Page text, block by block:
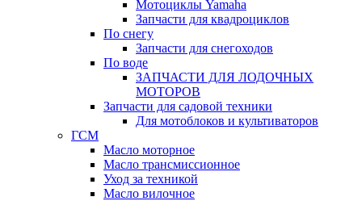
Мотоциклы Yamaha
Запчасти для квадроциклов
По снегу
Запчасти для снегоходов
По воде
ЗАПЧАСТИ ДЛЯ ЛОДОЧНЫХ
МОТОРОВ
Запчасти для садовой техники
Для мотоблоков и культиваторов
ГСМ
Масло моторное
Масло трансмиссионное
Уход за техникой
Масло вилочное